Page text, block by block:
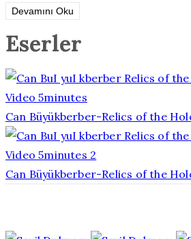
Devamını Oku
Eserler
Can Büyükberber-Relics of the
Can Büyükberber-Relics of the